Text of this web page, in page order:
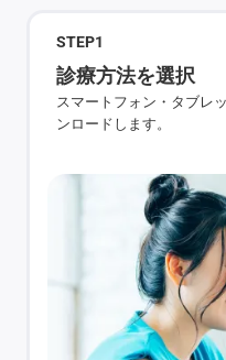
STEP1
診療方法を選択
スマートフォン・タブレ
ンロードします。